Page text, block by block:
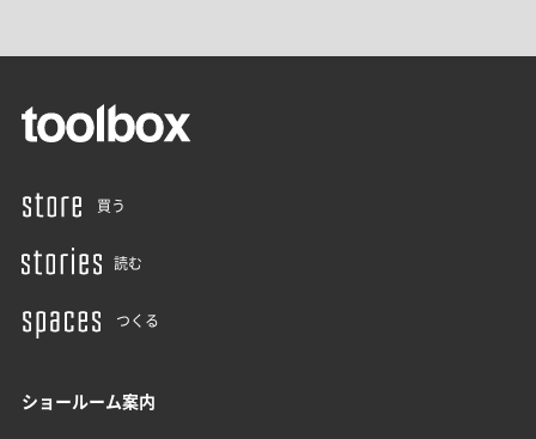
買う
読む
つくる
ショールーム案内